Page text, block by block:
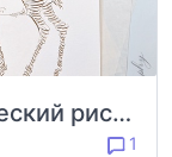
Каллиграфический рисунок
1